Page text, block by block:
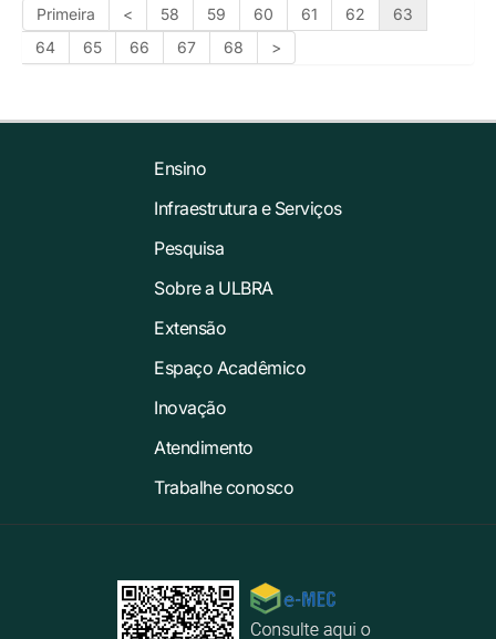
Primeira < 58 59 60 61 62
63
64
65 66 67 68 >
Ensino
Infraestrutura e Serviços
Pesquisa
Sobre a ULBRA
Extensão
Espaço Acadêmico
Inovação
Atendimento
Trabalhe conosco